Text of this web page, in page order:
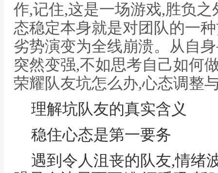
作,记住,这是一场游戏,胜负
态稳定本身就是对团队的一
劣势演变为全线崩溃。从自
突然变强,不如思考自己如何
荣耀队友坑怎么办,心态调整
理解坑队友的真实含义
稳住心态是第一要务
遇到令人沮丧的队友,情绪